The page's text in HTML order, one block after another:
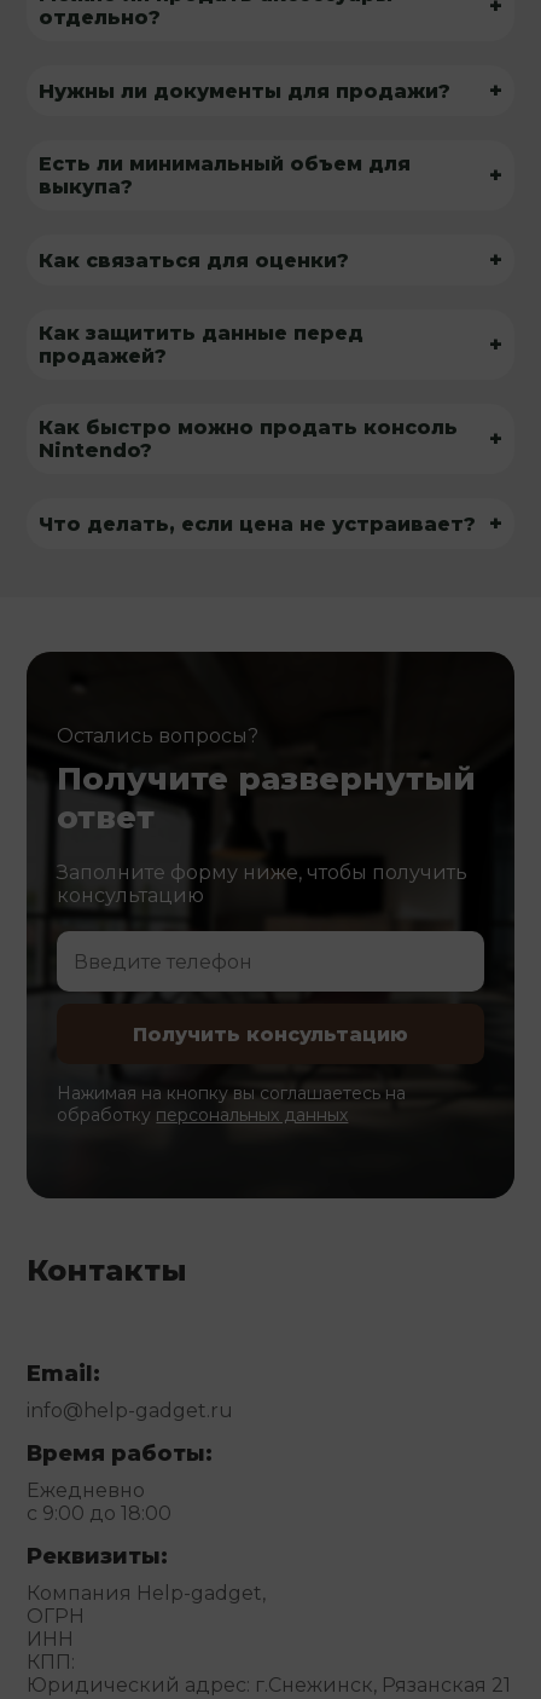
отдельно?
+
Нужны ли документы для продажи? +
Есть ли минимальный объем для
выкупа?
+
Как связаться для оценки? +
Как защитить данные перед
продажей?
+
Как быстро можно продать консоль
Nintendo?
+
Что делать, если цена не устраивает? +
Остались вопросы?
Получите развернутый
ответ
Заполните форму ниже, чтобы получить
консультацию
Нажимая на кнопку вы соглашаетесь на
обработку персональных данных
Контакты
Email:
info@help-gadget.ru
Время работы:
Ежедневно
с 9:00 до 18:00
Реквизиты:
Компания Help-gadget,
ОГРН
ИНН
КПП:
Юридический адрес: г.Снежинск, Рязанская 21